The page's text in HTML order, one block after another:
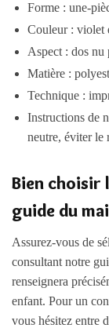
Forme : une-
Couleur : violet
Aspect : dos
Matière :
Technique :
Instructions de
neutre, éviter le
Bien choisir
guide du
Assurez-vous de
consultant notre
renseignera
enfant. Pour un
vous hésitez entre